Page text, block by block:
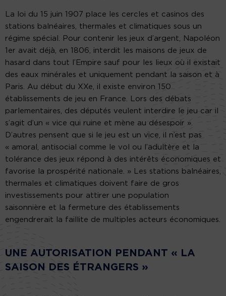
La loi du 15 juin 1907 place les cercles et casinos des
stations balnéaires, thermales et climatiques sous un
régime spécial. Pour contenir les jeux d’argent, Napoléon
1er avait déjà, en 1806, interdit les maisons de jeux de
hasard dans tout l’Empire sauf pour les lieux où il existait
des eaux minérales et uniquement pendant la saison et à
Paris. Au début du XXe, il existe environ 150
établissements de jeu en France. Lors des débats
parlementaires, des députés veulent interdire le jeu car il
s’agit d’un « vice qui ruine et mène au désespoir ».
D’autres pensent que si le jeu est un vice, il n’est pas
« amoral, antisocial comme le vol ou l’adultère et la
tolérance des jeux répond à des intérêts économiques et
favorise la prospérité nationale. » Les stations balnéaires,
thermales et climatiques doivent faire de gros
investissements pour attirer une population
saisonnière et la fermeture des établissements
engendrerait la faillite de multiples acteurs économiques.
UNE AUTORISATION PENDANT « LA
SAISON DES ÉTRANGERS »